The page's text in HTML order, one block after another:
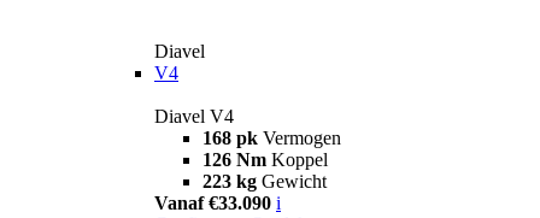
Diavel
V4
Diavel V4
168 pk Vermogen
126 Nm Koppel
223 kg Gewicht
Vanaf €33.090 i